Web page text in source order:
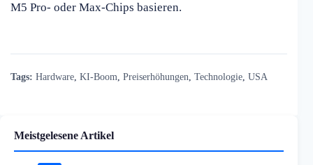
M5 Pro- oder Max-Chips basieren.
Tags: Hardware KI-Boom Preiserhöhungen Technologie USA
Meistgelesene Artikel